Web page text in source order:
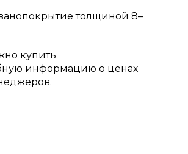
толщиной 8–
купить
информацию о ценах